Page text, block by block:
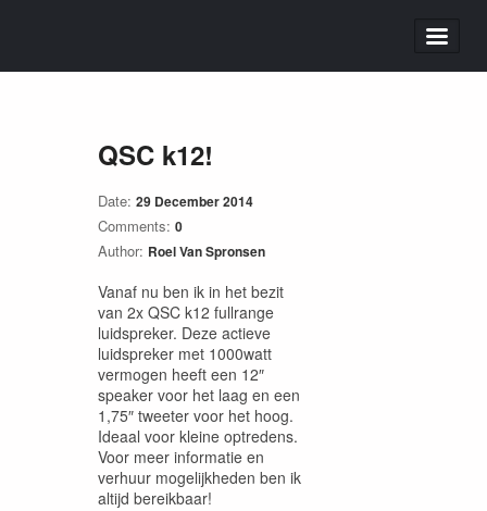
QSC k12!
Date: 29 December 2014
Comments: 0
Author: Roel Van Spronsen
Vanaf nu ben ik in het bezit
van 2x QSC k12 fullrange
luidspreker. Deze actieve
luidspreker met 1000watt
vermogen heeft een 12″
speaker voor het laag en een
1,75″ tweeter voor het hoog.
Ideaal voor kleine optredens.
Voor meer informatie en
verhuur mogelijkheden ben ik
altijd bereikbaar!